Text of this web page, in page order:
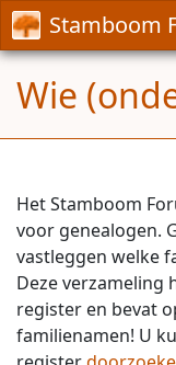
Stamboom
Wie
Het Stamboom
voor genealogen.
vastleggen welke
Deze verzameling
register en bevat
familienamen! U